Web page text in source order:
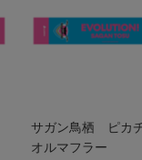
サガン鳥栖 ピカ
オルマフラー